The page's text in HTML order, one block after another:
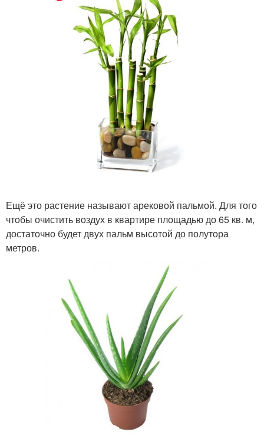
Ещё это растение называют арековой пальмой. Для того
чтобы очистить воздух в квартире площадью до 65 кв. м,
достаточно будет двух пальм высотой до полутора
метров.